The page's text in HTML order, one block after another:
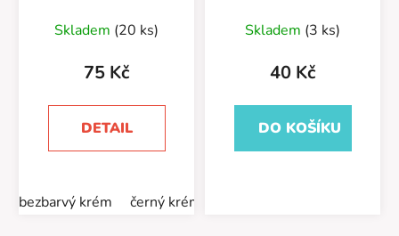
Skladem (20 ks)
75 Kč
DETAIL
bezbarvý krém černý krém
Skladem (3 ks)
40 Kč
DO KOŠÍKU